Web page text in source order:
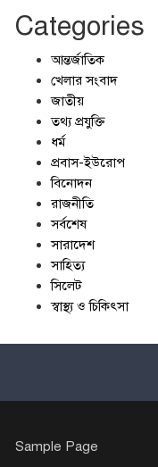
Categories
আন্তর্জাতিক
খেলার সংবাদ
জাতীয়
তথ্য প্রযুক্তি
ধর্ম
প্রবাস-ইউরোপ
বিনোদন
রাজনীতি
সর্বশেষ
সারাদেশ
সাহিত্য
সিলেট
স্বাস্থ্য ও চিকিৎসা
Sample Page